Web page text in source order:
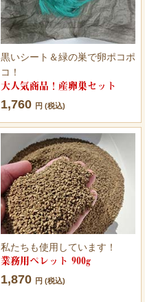
黒いシート＆緑の巣で卵ポコポ
コ！
大人気商品！産卵巣セット
1,760 円 (税込)
私たちも使用しています！
業務用ペレット 900g
1,870 円 (税込)